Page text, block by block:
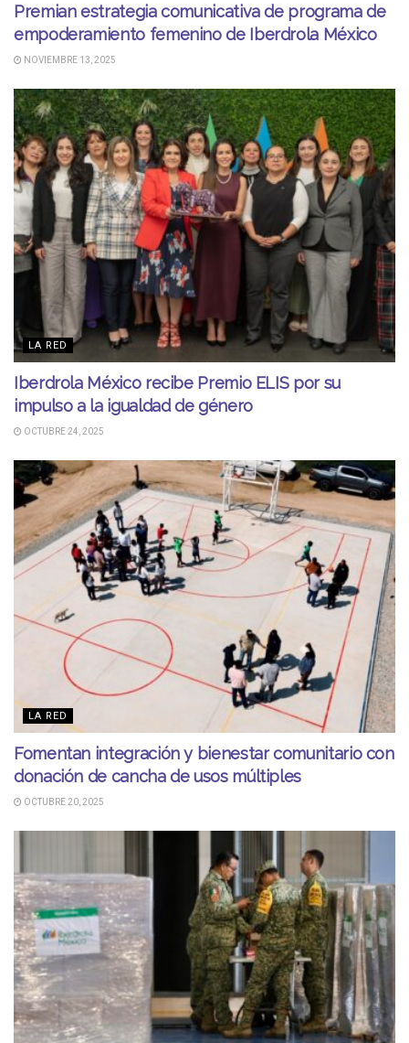
Premian estrategia comunicativa de programa de
empoderamiento femenino de Iberdrola México
NOVIEMBRE 13, 2025
LA RED
Iberdrola México recibe Premio ELIS por su
impulso a la igualdad de género
OCTUBRE 24, 2025
LA RED
Fomentan integración y bienestar comunitario con
donación de cancha de usos múltiples
OCTUBRE 20, 2025